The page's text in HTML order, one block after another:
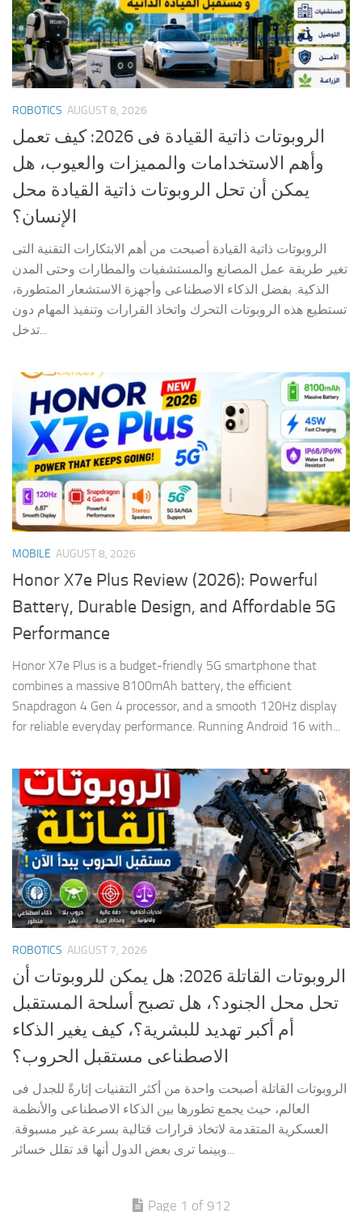
ROBOTICS AUGUST 8, 2026
الروبوتات ذاتية القيادة فى 2026: كيف تعمل
وأهم الاستخدامات والمميزات والعيوب، هل
يمكن أن تحل الروبوتات ذاتية القيادة محل
الإنسان؟
الروبوتات ذاتية القيادة أصبحت من أهم الابتكارات التقنية التى
تغير طريقة عمل المصانع والمستشفيات والمطارات وحتى المدن
الذكية. بفضل الذكاء الاصطناعى وأجهزة الاستشعار المتطورة،
تستطيع هذه الروبوتات التحرك واتخاذ القرارات وتنفيذ المهام دون
تدخل...
MOBILE AUGUST 8, 2026
Honor X7e Plus Review (2026): Powerful
Battery, Durable Design, and Affordable 5G
Performance
Honor X7e Plus is a budget-friendly 5G smartphone that
combines a massive 8100mAh battery, the efficient
Snapdragon 4 Gen 4 processor, and a smooth 120Hz display
for reliable everyday performance. Running Android 16 with...
ROBOTICS AUGUST 7, 2026
الروبوتات القاتلة 2026: هل يمكن للروبوتات أن
تحل محل الجنود؟، هل تصبح أسلحة المستقبل
أم أكبر تهديد للبشرية؟، كيف يغير الذكاء
الاصطناعى مستقبل الحروب؟
الروبوتات القاتلة أصبحت واحدة من أكثر التقنيات إثارةً للجدل فى
العالم، حيث يجمع تطورها بين الذكاء الاصطناعى والأنظمة
العسكرية المتقدمة لاتخاذ قرارات قتالية بسرعة غير مسبوقة.
وبينما ترى بعض الدول أنها قد تقلل خسائر...
Page 1 of 912